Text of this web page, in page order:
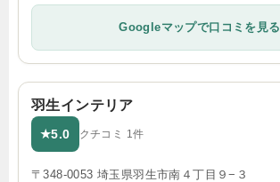
Googleマップで口コミを見る
羽生インテリア
★5.0 クチコミ 1件
〒348-0053 埼玉県羽生市南４丁目９−３